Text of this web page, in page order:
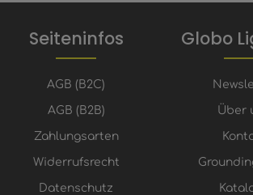
Seiteninfos
AGB (B2C)
AGB (B2B)
Zahlungsarten
Widerrufsrecht
Datenschutz
Globo
Über